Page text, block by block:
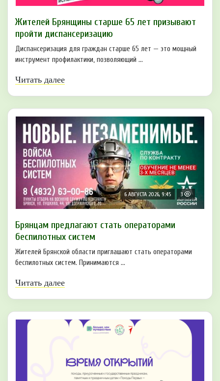
Жителей Брянщины старше 65 лет призывают
пройти диспансеризацию
Диспансеризация для граждан старше 65 лет — это мощный
инструмент профилактики, позволяющий ...
Читать далее
6 АВГУСТА 2026, 9:45 3
Брянцам предлагают cтать оперaтoрами
бeспилотных систeм
Жителей Брянской области приглашают стать операторами
беспилотных систем. Принимаются ...
Читать далее